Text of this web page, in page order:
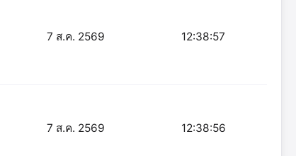
7 ส.ค. 2569 12:38:57
7 ส.ค. 2569 12:38:56